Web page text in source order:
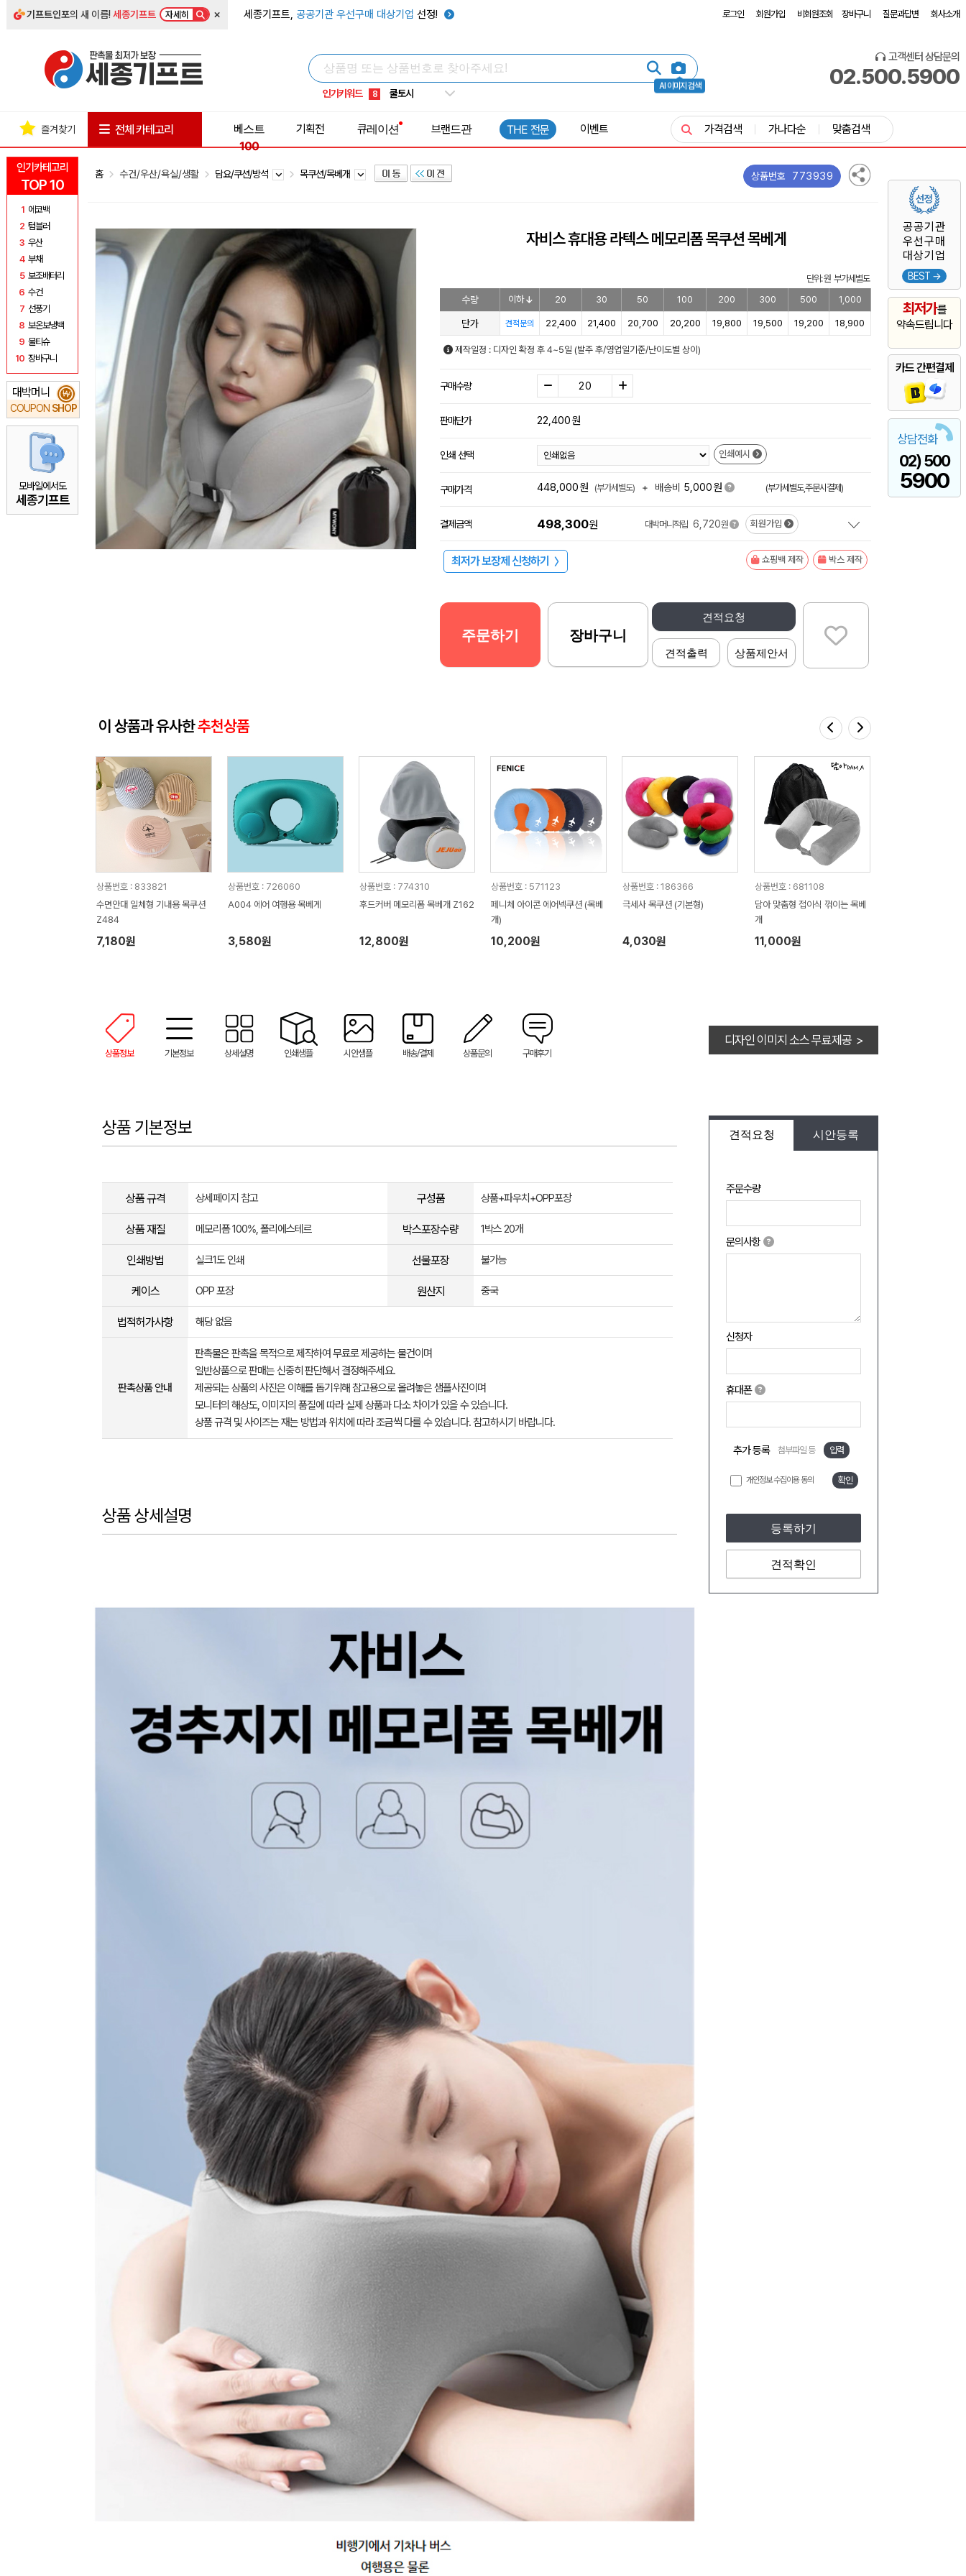
기프트인포의 새 이름!세종기프트 자세히 × 세종기프트, 공공기관 우선구매 대상기업 선정! 로그인 회원가입 비회원조회 장바구니 질문과답변 회사소개
AI 이미지 검색
인기키워드
5 키캡
8 쿨토시
9 넥쿨러
1 선풍기
고객센터 상담문의
02.500.5900
인기카테고리
TOP 10
1 에코백
2 텀블러
3 우산
4 부채
5 보조배터리
6 수건
7 선풍기
8 보온보냉백
9 물티슈
10 장바구니
대박머니
COUPON SHOP
₩
모바일에서도
세종기프트
공공기관
우선구매
대상기업
BEST →
최저가를
약속드립니다
카드 간편결제
상담전화
02) 500
5900
즐겨찾기 전체 카테고리
베스트
100
기획전 큐레이션 브랜드관 THE 전문 이벤트 가격검색 가나다순 맞춤검색
홈 수건/우산/욕실/생활 담요/쿠션/방석 목쿠션/목베개 상품번호 773939
자비스 휴대용 라텍스 메모리폼 목쿠션 목베게
단위: 원 부가세별도
수량 이하 20 30 50 100 200 300 500 1,000
단가 견적문의 22,400 21,400 20,700 20,200 19,800 19,500 19,200 18,900
제작일정 : 디자인 확정 후 4~5일 (발주 후/영업일기준/난이도별 상이)
구매수량
판매단가 22,400원
인쇄 선택 인쇄예시
구매가격 448,000원 (부가세별도) + 배송비 5,000원 (부가세별도,주문시결제)
결제금액 498,300원 대박머니적립 6,720원 회원가입
최저가 보장제 신청하기 〉 쇼핑백 제작 박스 제작
견적요청
견적출력 상품제안서
주문하기 장바구니
이 상품과 유사한추천상품
상품번호 : 833821
수면안대 일체형 기내용 목쿠션
Z484
7,180원
상품번호 : 726060
A004 에어 여행용 목베게
3,580원
상품번호 : 774310
후드커버 메모리폼 목베개 Z162
12,800원
상품번호 : 571123
페니체 아이콘 에어넥쿠션 (목베
개)
10,200원
상품번호 : 186366
극세사 목쿠션 (기본형)
4,030원
상품번호 : 681108
담아 맞춤형 접이식 꺾이는 목베
개
11,000원
상품정보 기본정보 상세설명 인쇄샘플 시안샘플 배송/결제 상품문의 구매후기
디자인 이미지 소스 무료제공 >
견적요청 시안등록
주문수량
문의사항
신청자
휴대폰
추가 등록 첨부파일 등 입력
개인정보 수집이용 동의 확인
등록하기
견적확인
상품 기본정보
상품 규격 상세페이지 참고 구성품 상품+파우치+OPP포장
상품 재질 메모리폼 100%, 폴리에스테르 박스포장수량 1박스 20개
인쇄방법 실크1도 인쇄 선물포장 불가능
케이스 OPP 포장 원산지 중국
법적허가사항 해당 없음
판촉상품 안내
판촉물은 판촉을 목적으로 제작하여 무료로 제공하는 물건이며
일반상품으로 판매는 신중히 판단해서 결정해주세요.
제공되는 상품의 사진은 이해를 돕기위해 참고용으로 올려놓은 샘플사진이며
모니터의 해상도, 이미지의 품질에 따라 실제 상품과 다소 차이가 있을 수 있습니다.
상품 규격 및 사이즈는 재는 방법과 위치에 따라 조금씩 다를 수 있습니다. 참고하시기 바랍니다.
상품 상세설명